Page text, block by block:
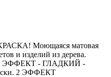
Моющаяся матовая
и изделий из дерева.
- ГЛАДКИЙ -
2 ЭФФЕКТ